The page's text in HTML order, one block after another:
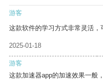
游客
这款软件的学习方式非常灵活，
2025-01-18
游客
这款加速器app的加速效果一般